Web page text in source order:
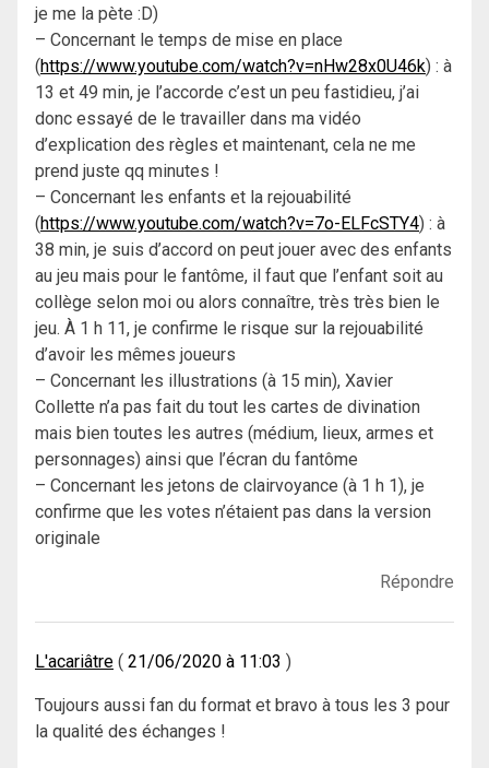
je me la pète :D)
– Concernant le temps de mise en place
(https://www.youtube.com/watch?v=nHw28x0U46k) : à
13 et 49 min, je l’accorde c’est un peu fastidieu, j’ai
donc essayé de le travailler dans ma vidéo
d’explication des règles et maintenant, cela ne me
prend juste qq minutes !
– Concernant les enfants et la rejouabilité
(https://www.youtube.com/watch?v=7o-ELFcSTY4) : à
38 min, je suis d’accord on peut jouer avec des enfants
au jeu mais pour le fantôme, il faut que l’enfant soit au
collège selon moi ou alors connaître, très très bien le
jeu. À 1 h 11, je confirme le risque sur la rejouabilité
d’avoir les mêmes joueurs
– Concernant les illustrations (à 15 min), Xavier
Collette n’a pas fait du tout les cartes de divination
mais bien toutes les autres (médium, lieux, armes et
personnages) ainsi que l’écran du fantôme
– Concernant les jetons de clairvoyance (à 1 h 1), je
confirme que les votes n’étaient pas dans la version
originale
Répondre
L'acariâtre 21/06/2020 à 11:03
Toujours aussi fan du format et bravo à tous les 3 pour
la qualité des échanges !